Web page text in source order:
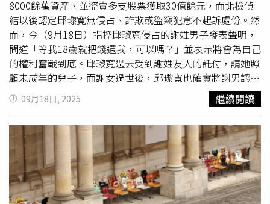
8000餘萬資產、並盜賣多支股票獲取30億餘元，而北檢偵
結以後認定邱瓈寬無侵占、詐欺或盜竊犯意不起訴處份。然
而，今（9月18日）指控邱瓈寬侵占的謝姓男子發表聲明，
問道「等我18歲就把錢還我，可以嗎？」並表示將會為自己
的權利奮戰到底。邱瓈寬過去受到謝姓友人的託付，請她照
顧未成年的兒子，而謝女過世後，邱瓈寬也確實將謝男認為
乾兒子，並得行使監護權，沒想到，謝男日前卻對邱瓈寬提
告侵占、盜賣股票，但檢方在8月27日偵結後，認定邱瓈寬
無侵占、詐欺或盜竊犯意，故不起訴處份。對此，謝男也在
今日發布4點聲明：一、邱阿姨，這31億是我的，現在在您
手上，可以還給我嗎？二、您曾經於8月27日透過記者公開
表示，想要幫我把這些遺產都信託，如果不想現在把錢還我
的話也沒關係，那麼就照您的意思現在馬上辦信託，等我年
滿18歲就把錢還給我，可以嗎 ?三、本案被告邱琢寬所述完
09月18日, 2025 繼續閱讀